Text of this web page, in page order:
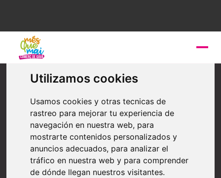
Utilizamos cookies
Usamos cookies y otras tecnicas de
rastreo para mejorar tu experiencia de
navegación en nuestra web, para
mostrarte contenidos personalizados y
anuncios adecuados, para analizar el
tráfico en nuestra web y para comprender
de dónde llegan nuestros visitantes.
Otros servicios
Croma Fotografía
Croma Fotografía: Más que un estudio, es donde la
magia y la pasión chocan. Dirigido por Juan Carlos
Romagosa (aka Roma), experto en fotografía
industrial, de estudio y bodas, y Cristina Romagosa,
maestra de la fotografía inmobiliaria. Juntos, no solo
capturamos imágenes; capturamos magia.